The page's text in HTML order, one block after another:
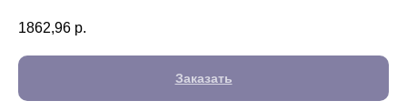
1862,96 р.
Заказать